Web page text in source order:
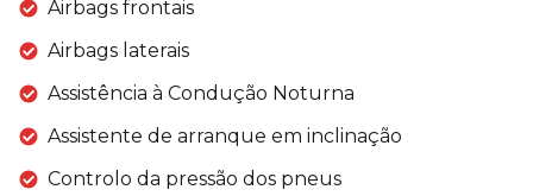
Airbags frontais
Airbags laterais
Assistência à Condução Noturna
Assistente de arranque em inclinação
Controlo da pressão dos pneus